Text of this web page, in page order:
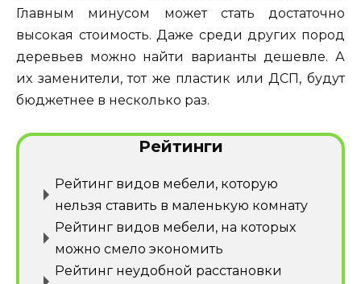
Главным минусом может стать достаточно
высокая стоимость. Даже среди других пород
деревьев можно найти варианты дешевле. А
их заменители, тот же пластик или ДСП, будут
бюджетнее в несколько раз.
Рейтинги
Рейтинг видов мебели, которую
нельзя ставить в маленькую комнату
Рейтинг видов мебели, на которых
можно смело экономить
Рейтинг неудобной расстановки